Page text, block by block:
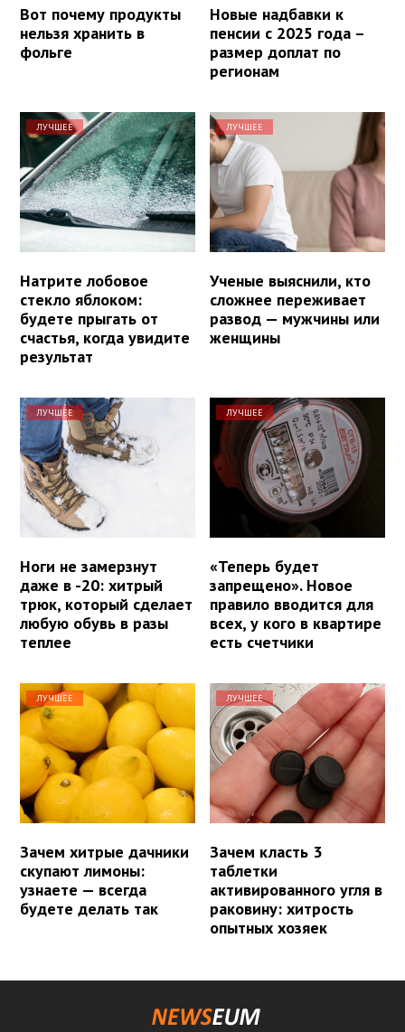
Вот почему продукты
нельзя хранить в
фольге
Новые надбавки к
пенсии с 2025 года –
размер доплат по
регионам
ЛУЧШЕЕ
Натрите лобовое
стекло яблоком:
будете прыгать от
счастья, когда увидите
результат
ЛУЧШЕЕ
Ученые выяснили, кто
сложнее переживает
развод — мужчины или
женщины
ЛУЧШЕЕ
Ноги не замерзнут
даже в -20: хитрый
трюк, который сделает
любую обувь в разы
теплее
ЛУЧШЕЕ
«Теперь будет
запрещено». Новое
правило вводится для
всех, у кого в квартире
есть счетчики
ЛУЧШЕЕ
Зачем хитрые дачники
скупают лимоны:
узнаете — всегда
будете делать так
ЛУЧШЕЕ
Зачем класть 3
таблетки
активированного угля в
раковину: хитрость
опытных хозяек